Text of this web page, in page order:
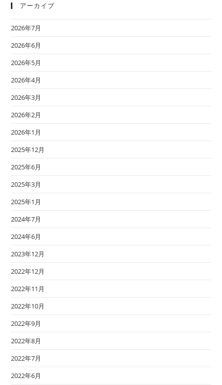
アーカイブ
2026年7月
2026年6月
2026年5月
2026年4月
2026年3月
2026年2月
2026年1月
2025年12月
2025年6月
2025年3月
2025年1月
2024年7月
2024年6月
2023年12月
2022年12月
2022年11月
2022年10月
2022年9月
2022年8月
2022年7月
2022年6月